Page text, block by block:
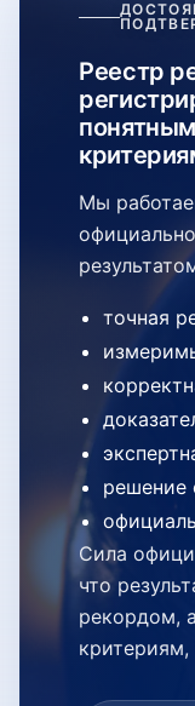
Реестр
Мы
точная
решение
Сила
что
рекордом,